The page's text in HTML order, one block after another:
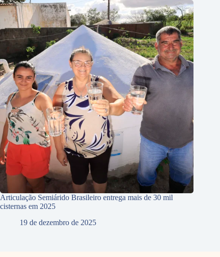
Articulação Semiárido Brasileiro entrega mais de 30 mil
cisternas em 2025
19 de dezembro de 2025